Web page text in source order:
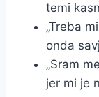
temi
„Treba
onda
„Sram
jer mi je